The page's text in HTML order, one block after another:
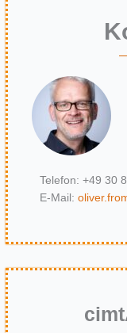
Telefon: +49 30
E-Mail:
cimt